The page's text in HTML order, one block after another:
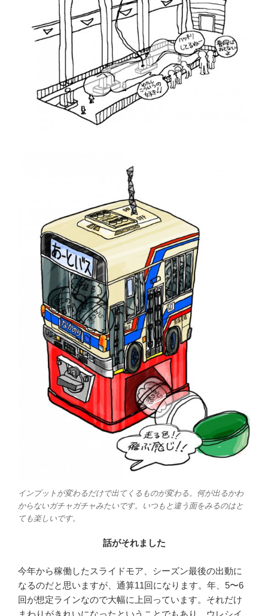
インプットが変わるだけで出てくるものが変わる。何が出るかわ
からないガチャガチャみたいです。いつもと違う面をみるのはと
ても楽しいです。
話がそれました
今年から稼働したスライドモア、シーズン最後の出動に
なるのだと思いますが、通算11回になります。年、5〜6
回が想定ラインなので大幅に上回っています。それだけ
まわりがきれいになったということでもあり、ウレシイ